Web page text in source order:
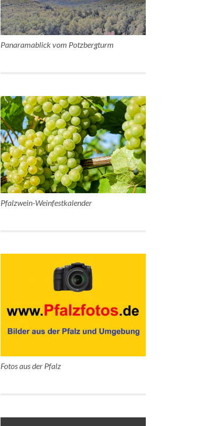
Panaramablick vom Potzbergturm
Pfalzwein-Weinfestkalender
Fotos aus der Pfalz